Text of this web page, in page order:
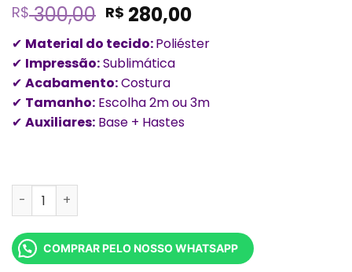
R$300,00 O
preço
original
era:
R$ 300,00.
R$ 280,00O
preço
atual
✔ Material do tecido:Poliéster
✔ Impressão:Sublimática
✔ Acabamento:Costura
✔ Tamanho: Escolha 2m ou 3m
✔ Auxiliares: Base + Hastes
Wind Banner Completo – 2m ou 3m (Base + Haste)
COMPRAR PELO NOSSO WHATSAPP